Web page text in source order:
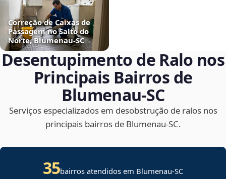
Correção de Caixas de
Passagem no Salto do
Norte, Blumenau‑SC
Desentupimento de Ralo nos
Principais Bairros de
Blumenau‑SC
Serviços especializados em desobstrução de ralos nos
principais bairros de Blumenau‑SC.
35bairros atendidos em Blumenau-SC